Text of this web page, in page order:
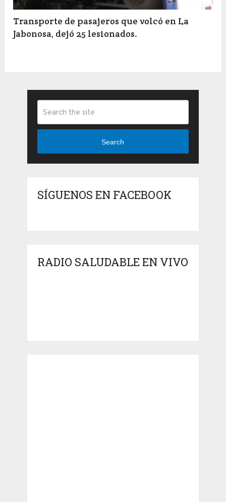
Transporte de pasajeros que volcó en La
Jabonosa, dejó 25 lesionados.
Search
SÍGUENOS EN FACEBOOK
RADIO SALUDABLE EN VIVO